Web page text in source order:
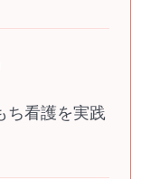
ち看護を実践